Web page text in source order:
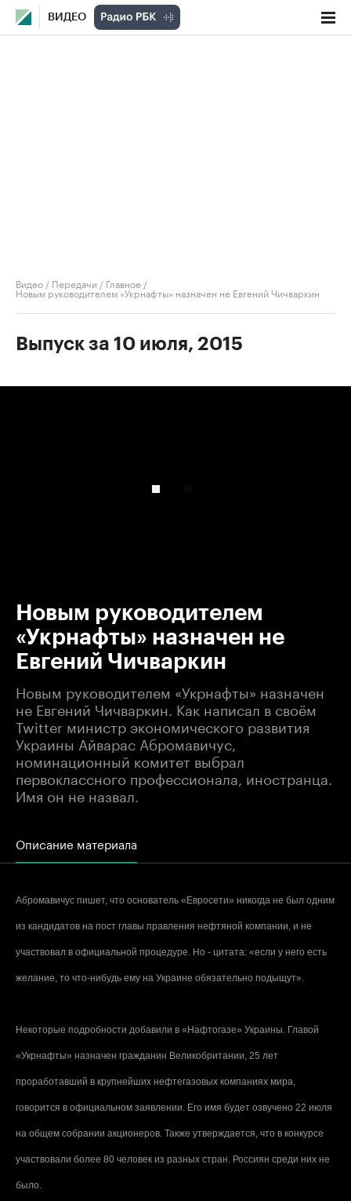
ВИДЕО
Видео / Передачи / Главное /
Новым руководителем «Укрнафты» назначен не Евгений Чичваркин
Выпуск за 10 июля, 2015
Новым руководителем
«Укрнафты» назначен не
Евгений Чичваркин
Новым руководителем «Укрнафты» назначен
не Евгений Чичваркин. Как написал в своём
Twitter министр экономического развития
Украины Айварас Абромавичус,
номинационный комитет выбрал
первоклассного профессионала, иностранца.
Имя он не назвал.
Описание материала
Абромавичус пишет, что основатель «Евросети» никогда не был одним
из кандидатов на пост главы правления нефтяной компании, и не
участвовал в официальной процедуре. Но - цитата: «если у него есть
желание, то что-нибудь ему на Украине обязательно подыщут».
Некоторые подробности добавили в «Нафтогазе» Украины. Главой
«Укрнафты» назначен гражданин Великобритании, 25 лет
проработавший в крупнейших нефтегазовых компаниях мира,
говорится в официальном заявлении. Его имя будет озвучено 22 июля
на общем собрании акционеров. Также утверждается, что в конкурсе
участвовали более 80 человек из разных стран. Россиян среди них не
было.